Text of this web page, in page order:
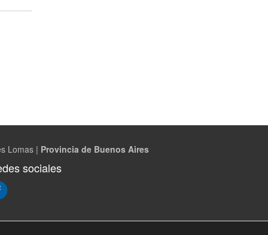
Lomas | Provincia de Buenos Aires
sociales